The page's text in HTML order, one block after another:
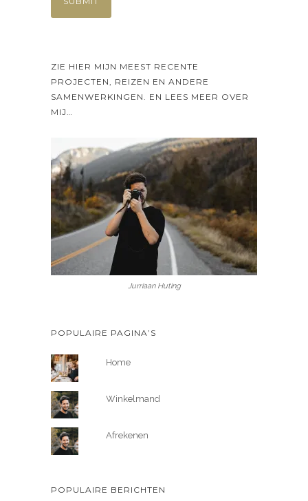
ZIE HIER MIJN MEEST RECENTE
PROJECTEN, REIZEN EN ANDERE
SAMENWERKINGEN. EN LEES MEER OVER
MIJ…
Jurriaan Huting
POPULAIRE PAGINA’S
Home
Winkelmand
Afrekenen
POPULAIRE BERICHTEN